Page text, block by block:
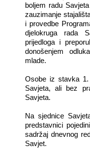
boljem radu
zauzimanje
i provedbe
djelokruga rada
prijedloga i
donošenjem
mlade.
Osobe iz stavka
Savjeta, ali bez
Savjeta.
Na sjednice
predstavnici
sadržaj dnevnog
Savjet.